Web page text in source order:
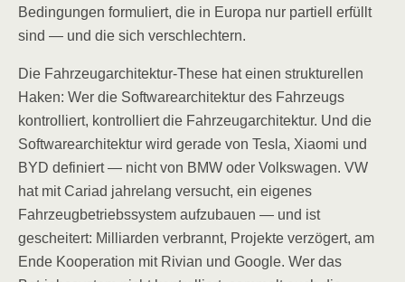
Bedingungen formuliert, die in Europa nur partiell erfüllt
sind — und die sich verschlechtern.
Die Fahrzeugarchitektur-These hat einen strukturellen
Haken: Wer die Softwarearchitektur des Fahrzeugs
kontrolliert, kontrolliert die Fahrzeugarchitektur. Und die
Softwarearchitektur wird gerade von Tesla, Xiaomi und
BYD definiert — nicht von BMW oder Volkswagen. VW
hat mit Cariad jahrelang versucht, ein eigenes
Fahrzeugbetriebssystem aufzubauen — und ist
gescheitert: Milliarden verbrannt, Projekte verzögert, am
Ende Kooperation mit Rivian und Google. Wer das